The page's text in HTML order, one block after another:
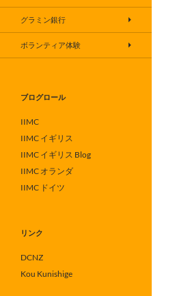
ッ
グラミン銀行
ボランティア体験
ブログロール
IIMC
IIMC イギリス
IIMC イギリス Blog
IIMC オランダ
IIMC ドイツ
リンク
DCNZ
Kou Kunishige